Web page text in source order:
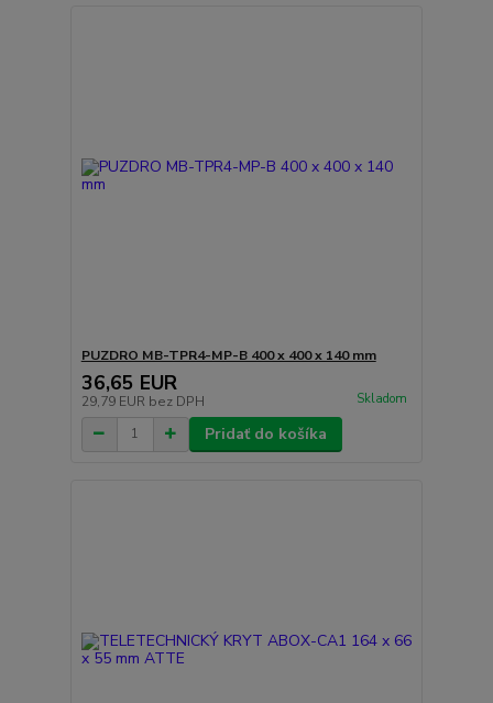
PUZDRO MB-TPR4-MP-B 400 x 400 x 140 mm
36,65 EUR
29,79 EUR bez DPH Skladom
Pridať do košíka